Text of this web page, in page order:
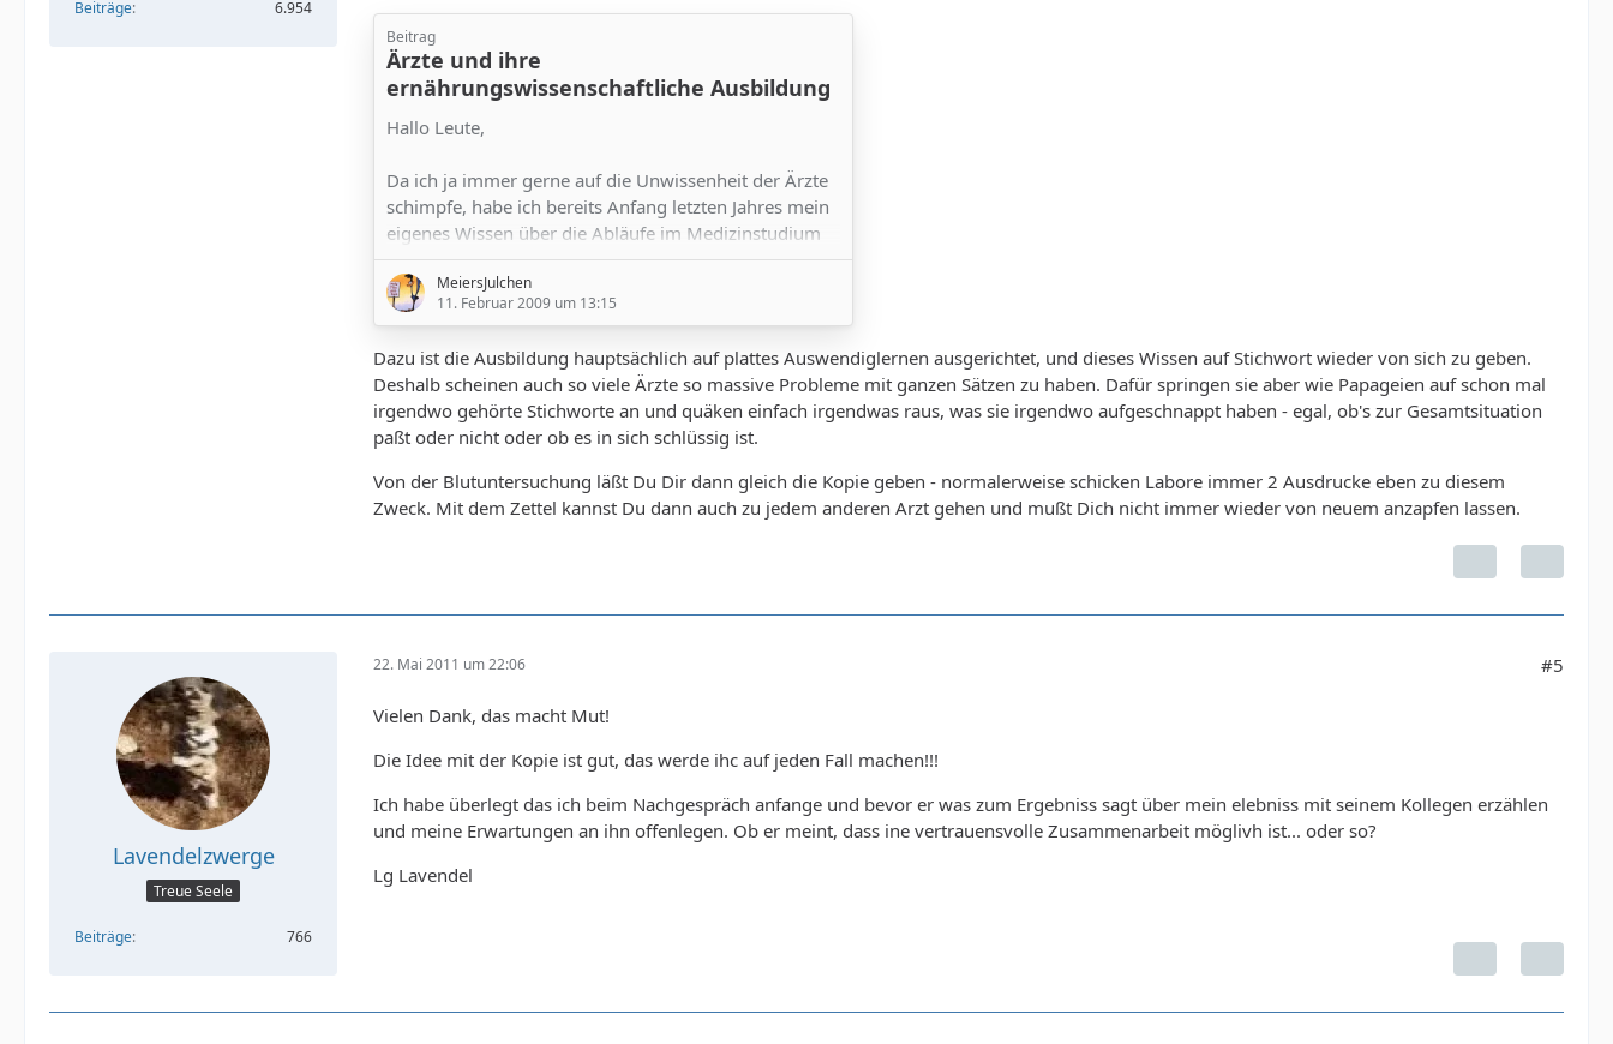
Beiträge
6.954
Beitrag
Ärzte und ihre
ernährungswissenschaftliche Ausbildung
Hallo Leute,
Da ich ja immer gerne auf die Unwissenheit der Ärzte
schimpfe, habe ich bereits Anfang letzten Jahres mein
eigenes Wissen über die Abläufe im Medizinstudium
aufgefrischt. Ungerechtfertig möchte ich ja doch nicht
auf eine gewisse Berufsgruppe eindreschen
direkt an der Quelle nachzuforschen.
Also habe ich mir die Vorlesungsverzeichnisse einiger
größerer Universitäten (u.a Bochum) zu Gemüte
geführt und auch ein längeres…
MeiersJulchen
11. Februar 2009 um 13:15
Dazu ist die Ausbildung hauptsächlich auf plattes Auswendiglernen ausgerichtet, und dieses Wissen auf Stichwort wieder von sich zu geben.
Deshalb scheinen auch so viele Ärzte so massive Probleme mit ganzen Sätzen zu haben. Dafür springen sie aber wie Papageien auf schon mal
irgendwo gehörte Stichworte an und quäken einfach irgendwas raus, was sie irgendwo aufgeschnappt haben - egal, ob's zur Gesamtsituation
paßt oder nicht oder ob es in sich schlüssig ist.
Von der Blutuntersuchung läßt Du Dir dann gleich die Kopie geben - normalerweise schicken Labore immer 2 Ausdrucke eben zu diesem
Zweck. Mit dem Zettel kannst Du dann auch zu jedem anderen Arzt gehen und mußt Dich nicht immer wieder von neuem anzapfen lassen.
Lavendelzwerge
Treue Seele
Beiträge 766
22. Mai 2011 um 22:06 #5
Vielen Dank, das macht Mut!
Die Idee mit der Kopie ist gut, das werde ihc auf jeden Fall machen!!!
Ich habe überlegt das ich beim Nachgespräch anfange und bevor er was zum Ergebniss sagt über mein elebniss mit seinem Kollegen erzählen
und meine Erwartungen an ihn offenlegen. Ob er meint, dass ine vertrauensvolle Zusammenarbeit möglivh ist... oder so?
Lg Lavendel